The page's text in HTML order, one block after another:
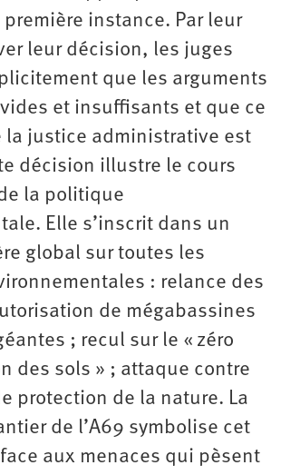
instance. Par leur
leur décision, les juges
que les arguments
et insuffisants et que ce
la justice administrative est
décision illustre le cours
la politique
Elle s’inscrit dans un
global sur toutes les
: relance des
de mégabassines
; recul sur le « zéro
des sols » ; attaque contre
protection de la nature. La
de l’A69 symbolise cet
aux menaces qui pèsent